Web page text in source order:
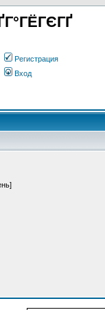
Регистрация
Вход